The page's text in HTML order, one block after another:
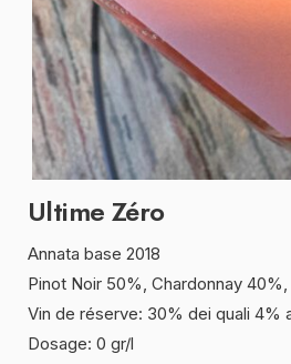
Ultime Zéro
Annata base 2018
Pinot Noir 50%, Chardonnay 40%,
Vin de réserve: 30% dei quali 4%
Dosage: 0 gr/l